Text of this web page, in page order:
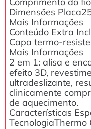
Dimensões
Mais Informações
Conteúdo Extra
Capa termo-
Mais Informações
2 em 1: alisa e
efeito 3D,
ultradeslizante,
clinicamente
de aquecimento.
Características
TecnologiaThermo